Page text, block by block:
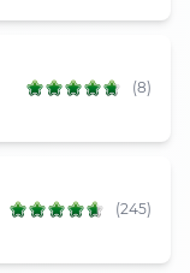
(8)
(245)